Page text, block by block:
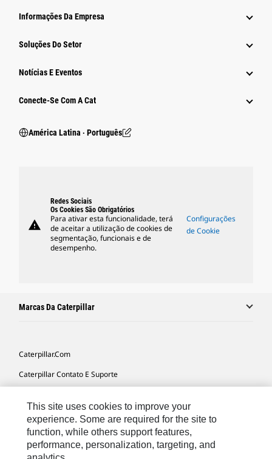
Informações Da Empresa
Soluções Do Setor
Notícias E Eventos
Conecte-Se Com A Cat
América Latina ‧ Português
warning
Redes Sociais
Os Cookies São Obrigatórios
Para ativar esta funcionalidade, terá
de aceitar a utilização de cookies de
segmentação, funcionais e de
desempenho.
Configurações
de Cookie
Marcas Da Caterpillar
Caterpillar.com
Caterpillar Contato E Suporte
Mapa Do Local
Cookie Settings
Legal
This site uses cookies to improve your
experience. Some are required for the site to
function, while others support features,
performance, personalization, targeting, and